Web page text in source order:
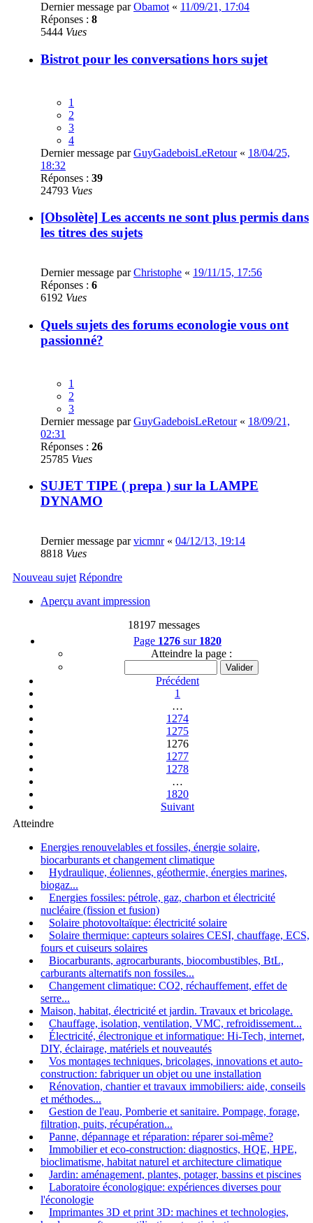
Dernier message parObamot « 11/09/21, 17:04
Réponses : 8
5444 Vues
Bistrot pour les conversations hors sujet
1
2
3
4
Dernier message parGuyGadeboisLeRetour« 18/04/25,
18:32
Réponses : 39
24793 Vues
[Obsolète] Les accents ne sont plus permis dans
les titres des sujets
Dernier message parChristophe « 19/11/15, 17:56
Réponses : 6
6192 Vues
Quels sujets des forums econologie vous ont
passionné?
1
2
3
Dernier message parGuyGadeboisLeRetour« 18/09/21,
02:31
Réponses : 26
25785 Vues
SUJET TIPE ( prepa ) sur la LAMPE
DYNAMO
Dernier message parvicmnr« 04/12/13, 19:14
8818 Vues
Nouveau sujet Répondre
Aperçu avant impression
18197 messages
Page 1276 sur 1820
Atteindre la page :
Précédent
1
…
1274
1275
1276
1277
1278
…
1820
Suivant
Atteindre
Energies renouvelables et fossiles, énergie solaire,
biocarburants et changement climatique
Hydraulique, éoliennes, géothermie, énergies marines,
biogaz...
Energies fossiles: pétrole, gaz, charbon et électricité
nucléaire (fission et fusion)
Solaire photovoltaïque: électricité solaire
Solaire thermique: capteurs solaires CESI, chauffage, ECS,
fours et cuiseurs solaires
Biocarburants, agrocarburants, biocombustibles, BtL,
carburants alternatifs non fossiles...
Changement climatique: CO2, réchauffement, effet de
serre...
Maison, habitat, électricité et jardin. Travaux et bricolage.
Chauffage, isolation, ventilation, VMC, refroidissement...
Électricité, électronique et informatique: Hi-Tech, internet,
DIY, éclairage, matériels et nouveautés
Vos montages techniques, bricolages, innovations et auto-
construction: fabriquer un objet ou une installation
Rénovation, chantier et travaux immobiliers: aide, conseils
et méthodes...
Gestion de l'eau, Pomberie et sanitaire. Pompage, forage,
filtration, puits, récupération...
Panne, dépannage et réparation: réparer soi-même?
Immobilier et eco-construction: diagnostics, HQE, HPE,
bioclimatisme, habitat naturel et architecture climatique
Jardin: aménagement, plantes, potager, bassins et piscines
Laboratoire éconologique: expériences diverses pour
l'éconologie
Imprimantes 3D et print 3D: machines et technologies,